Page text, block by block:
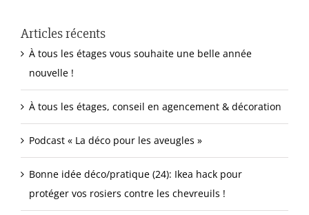
Articles récents
À tous les étages vous souhaite une belle année
nouvelle !
À tous les étages, conseil en agencement & décoration
Podcast « La déco pour les aveugles »
Bonne idée déco/pratique (24): Ikea hack pour
protéger vos rosiers contre les chevreuils !